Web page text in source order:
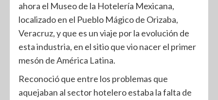
ahora el Museo de la Hotelería Mexicana,
localizado en el Pueblo Mágico de Orizaba,
Veracruz, y que es un viaje por la evolución de
esta industria, en el sitio que vio nacer el primer
mesón de América Latina.
Reconoció que entre los problemas que
aquejaban al sector hotelero estaba la falta de